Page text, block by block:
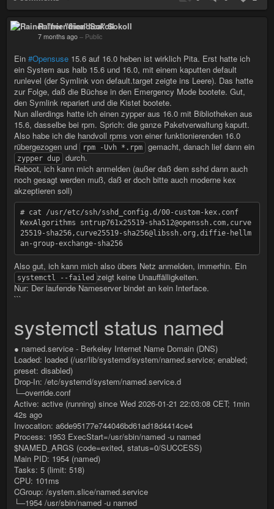
Rainer "friendica" Sokoll
7 months ago – Public
Ein #Opensuse 15.6 auf 16.0 heben ist wirklich Pita. Erst hatte ich
ein System aus halb 15.6 und 16.0, mit einem kaputten default
runlevel (der Symlink von default.target zeigte ins Leere). Das hatte
zur Folge, daß die Büchse in den Emergency Mode bootete. Gut,
den Symlink repariert und die Kistet bootete.
Nun allerdings hatte ich einen zypper aus 16.0 mit Bibliotheken aus
15.6, dasselbe bei rpm. Sprich: die ganze Paketverwaltung kaputt.
Also habe ich die handvoll rpms von einer funktionierenden 16.0
rübergezogen und
rpm -Uvh *.rpm gemacht, danach lief dann ein
zypper dup
durch.
Reboot, ich kann mich anmelden (außer daß dem sshd dann auch
noch gesagt werden muß, daß er doch bitte auch moderne kex
akzeptieren soll)
# cat /usr/etc/ssh/sshd_config.d/00-custom-kex.conf
KexAlgorithms sntrup761x25519-sha512@openssh.com,curve
25519-sha256,curve25519-sha256@libssh.org,diffie-hellm
an-group-exchange-sha256
Also gut, ich kann mich also übers Netz anmelden, immerhin. Ein
systemctl --failed zeigt keine Unauffälligkeiten.
Nur: Der laufende Nameserver bindet an kein Interface.
```
systemctl status named
● named.service - Berkeley Internet Name Domain (DNS)
Loaded: loaded (/usr/lib/systemd/system/named.service; enabled;
preset: disabled)
Drop-In: /etc/systemd/system/named.service.d
└─override.conf
Active: active (running) since Wed 2026-01-21 22:03:08 CET; 1min
42s ago
Invocation: a6de95177e744046bd61ad18d4414ce4
Process: 1953 ExecStart=/usr/sbin/named -u named
$NAMED_ARGS (code=exited, status=0/SUCCESS)
Main PID: 1954 (named)
Tasks: 5 (limit: 518)
CPU: 101ms
CGroup: /system.slice/named.service
└─1954 /usr/sbin/named -u named